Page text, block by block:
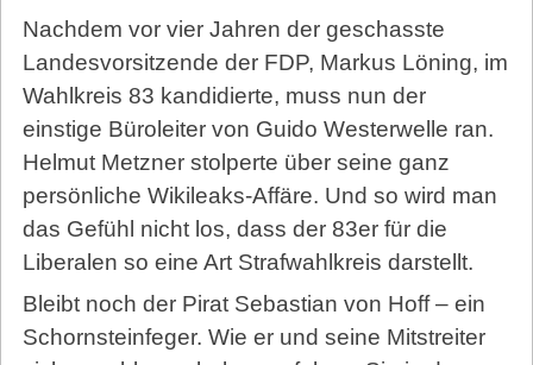
Nachdem vor vier Jahren der geschasste
Landesvorsitzende der FDP, Markus Löning, im
Wahlkreis 83 kandidierte, muss nun der
einstige Büroleiter von Guido Westerwelle ran.
Helmut Metzner stolperte über seine ganz
persönliche Wikileaks-Affäre. Und so wird man
das Gefühl nicht los, dass der 83er für die
Liberalen so eine Art Strafwahlkreis darstellt.
Bleibt noch der Pirat Sebastian von Hoff – ein
Schornsteinfeger. Wie er und seine Mitstreiter